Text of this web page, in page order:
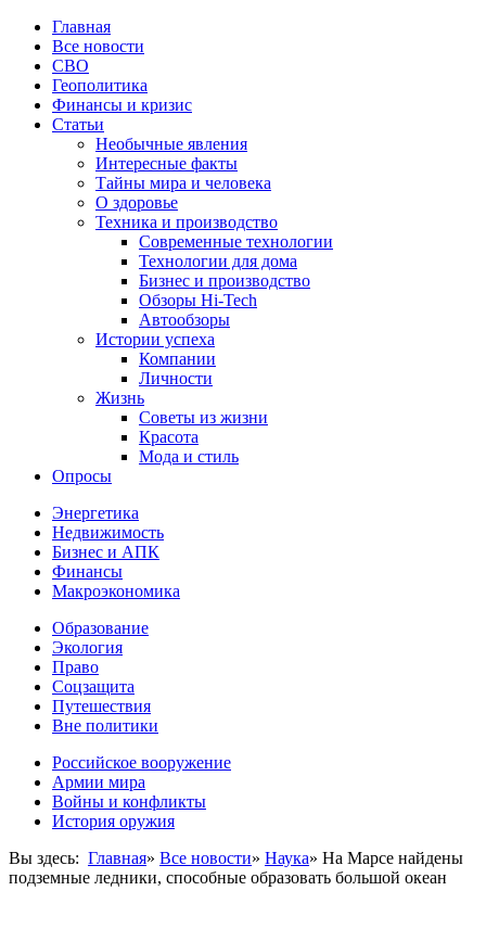
Главная
Все новости
СВО
Геополитика
Финансы и кризис
Статьи
Необычные явления
Интересные факты
Тайны мира и человека
О здоровье
Техника и производство
Современные технологии
Технологии для дома
Бизнес и производство
Обзоры Hi-Tech
Автообзоры
Истории успеха
Компании
Личности
Жизнь
Советы из жизни
Красота
Мода и стиль
Опросы
Энергетика
Недвижимость
Бизнес и АПК
Финансы
Макроэкономика
Образование
Экология
Право
Соцзащита
Путешествия
Вне политики
Российское вооружение
Армии мира
Войны и конфликты
История оружия
Вы здесь: Главная» Все новости» Наука» На Марсе найдены
подземные ледники, способные образовать большой океан